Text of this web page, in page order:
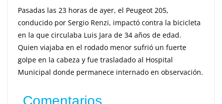
Pasadas las 23 horas de ayer, el Peugeot 205,
conducido por Sergio Renzi, impactó contra la bicicleta
en la que circulaba Luis Jara de 34 años de edad.
Quien viajaba en el rodado menor sufrió un fuerte
golpe en la cabeza y fue trasladado al Hospital
Municipal donde permanece internado en observación.
Comentarios